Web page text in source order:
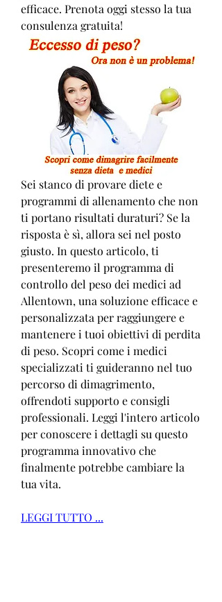
efficace. Prenota oggi stesso la tua
consulenza gratuita!
Sei stanco di provare diete e
programmi di allenamento che non
ti portano risultati duraturi? Se la
risposta è sì, allora sei nel posto
giusto. In questo articolo, ti
presenteremo il programma di
controllo del peso dei medici ad
Allentown, una soluzione efficace e
personalizzata per raggiungere e
mantenere i tuoi obiettivi di perdita
di peso. Scopri come i medici
specializzati ti guideranno nel tuo
percorso di dimagrimento,
offrendoti supporto e consigli
professionali. Leggi l'intero articolo
per conoscere i dettagli su questo
programma innovativo che
finalmente potrebbe cambiare la
tua vita.
LEGGI TUTTO ...